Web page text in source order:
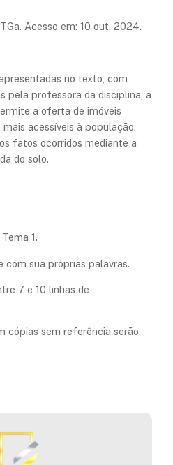
Acesso em: 10 out. 2024.
no texto, com
pela professora da disciplina, a
a oferta de imóveis
acessíveis à população.
fatos ocorridos mediante a
do solo.
1.
sua próprias palavras.
7 e 10 linhas de
cópias sem referência serão